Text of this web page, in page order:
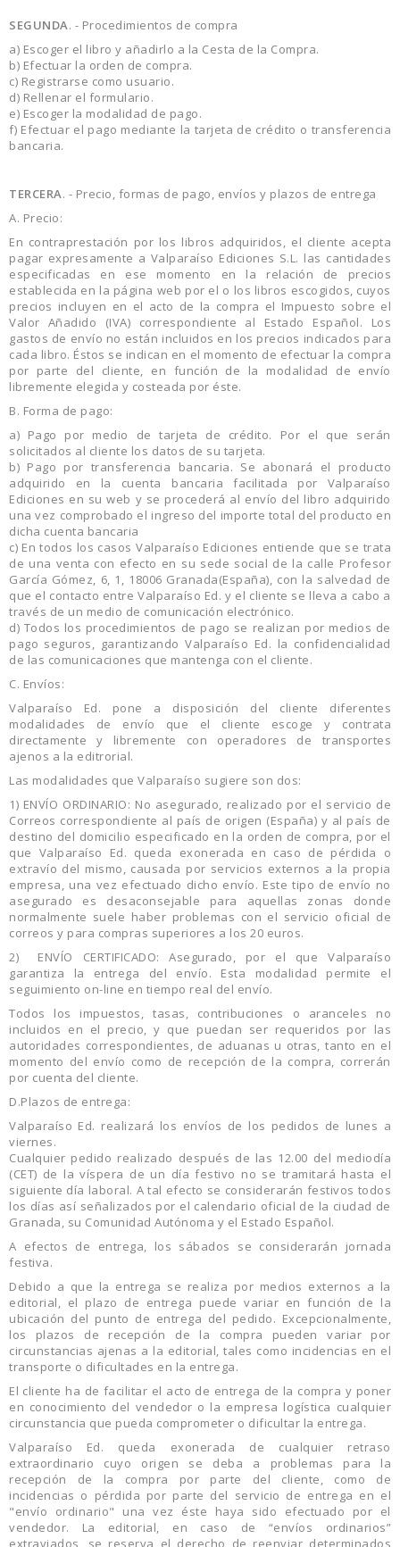
SEGUNDA. - Procedimientos de compra
a) Escoger el libro y añadirlo a la Cesta de la Compra.
b) Efectuar la orden de compra.
c) Registrarse como usuario.
d) Rellenar el formulario.
e) Escoger la modalidad de pago.
f) Efectuar el pago mediante la tarjeta de crédito o transferencia
bancaria.
TERCERA. - Precio, formas de pago, envíos y plazos de entrega
A. Precio:
En contraprestación por los libros adquiridos, el cliente acepta
pagar expresamente a Valparaíso Ediciones S.L. las cantidades
especificadas en ese momento en la relación de precios
establecida en la página web por el o los libros escogidos, cuyos
precios incluyen en el acto de la compra el Impuesto sobre el
Valor Añadido (IVA) correspondiente al Estado Español. Los
gastos de envío no están incluidos en los precios indicados para
cada libro. Éstos se indican en el momento de efectuar la compra
por parte del cliente, en función de la modalidad de envío
libremente elegida y costeada por éste.
B. Forma de pago:
a) Pago por medio de tarjeta de crédito. Por el que serán
solicitados al cliente los datos de su tarjeta.
b) Pago por transferencia bancaria. Se abonará el producto
adquirido en la cuenta bancaria facilitada por Valparaíso
Ediciones en su web y se procederá al envío del libro adquirido
una vez comprobado el ingreso del importe total del producto en
dicha cuenta bancaria
c) En todos los casos Valparaíso Ediciones entiende que se trata
de una venta con efecto en su sede social de la calle Profesor
García Gómez, 6, 1, 18006 Granada(España), con la salvedad de
que el contacto entre Valparaíso Ed. y el cliente se lleva a cabo a
través de un medio de comunicación electrónico.
d) Todos los procedimientos de pago se realizan por medios de
pago seguros, garantizando Valparaíso Ed. la confidencialidad
de las comunicaciones que mantenga con el cliente.
C. Envíos:
Valparaíso Ed. pone a disposición del cliente diferentes
modalidades de envío que el cliente escoge y contrata
directamente y libremente con operadores de transportes
ajenos a la editrorial.
Las modalidades que Valparaíso sugiere son dos:
1) ENVÍO ORDINARIO: No asegurado, realizado por el servicio de
Correos correspondiente al país de origen (España) y al país de
destino del domicilio especificado en la orden de compra, por el
que Valparaíso Ed. queda exonerada en caso de pérdida o
extravío del mismo, causada por servicios externos a la propia
empresa, una vez efectuado dicho envío. Este tipo de envío no
asegurado es desaconsejable para aquellas zonas donde
normalmente suele haber problemas con el servicio oficial de
correos y para compras superiores a los 20 euros.
2) ENVÍO CERTIFICADO: Asegurado, por el que Valparaíso
garantiza la entrega del envío. Esta modalidad permite el
seguimiento on-line en tiempo real del envío.
Todos los impuestos, tasas, contribuciones o aranceles no
incluidos en el precio, y que puedan ser requeridos por las
autoridades correspondientes, de aduanas u otras, tanto en el
momento del envío como de recepción de la compra, correrán
por cuenta del cliente.
D.Plazos de entrega:
Valparaíso Ed. realizará los envíos de los pedidos de lunes a
viernes.
Cualquier pedido realizado después de las 12.00 del mediodía
(CET) de la víspera de un día festivo no se tramitará hasta el
siguiente día laboral. A tal efecto se considerarán festivos todos
los días así señalizados por el calendario oficial de la ciudad de
Granada, su Comunidad Autónoma y el Estado Español.
A efectos de entrega, los sábados se considerarán jornada
festiva.
Debido a que la entrega se realiza por medios externos a la
editorial, el plazo de entrega puede variar en función de la
ubicación del punto de entrega del pedido. Excepcionalmente,
los plazos de recepción de la compra pueden variar por
circunstancias ajenas a la editorial, tales como incidencias en el
transporte o dificultades en la entrega.
El cliente ha de facilitar el acto de entrega de la compra y poner
en conocimiento del vendedor o la empresa logística cualquier
circunstancia que pueda comprometer o dificultar la entrega.
Valparaíso Ed. queda exonerada de cualquier retraso
extraordinario cuyo origen se deba a problemas para la
recepción de la compra por parte del cliente, como de
incidencias o pérdida por parte del servicio de entrega en el
"envío ordinario" una vez éste haya sido efectuado por el
vendedor. La editorial, en caso de “envíos ordinarios”
extraviados, se reserva el derecho de reenviar determinados